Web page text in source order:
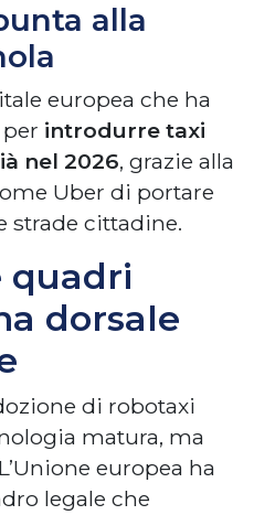
alla
europea che ha
introdurre taxi
nel 2026, grazie alla
Uber di portare
strade cittadine.
quadri
dorsale
di robotaxi
matura, ma
europea ha
legale che